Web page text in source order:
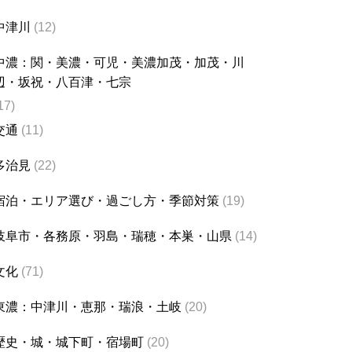
津川 (12)
濃：関・美濃・可児・美濃加茂・加茂・川
・坂祝・八百津・七宗
通 (11)
治見 (22)
泊・エリア選び・過ごし方・季節対策 (19)
阜市・各務原・羽島・瑞穂・本巣・山県 (14)
化 (71)
濃：中津川・恵那・瑞浪・土岐 (20)
史・城・城下町・宿場町 (20)